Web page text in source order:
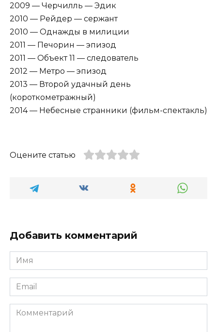
2009 — Черчилль — Эдик
2010 — Рейдер — сержант
2010 — Однажды в милиции
2011 — Печорин — эпизод
2011 — Объект 11 — следователь
2012 — Метро — эпизод
2013 — Второй удачный день
(короткометражный)
2014 — Небесные странники (фильм-спектакль)
Оцените статью
Добавить комментарий
Имя
*
Email
*
Комментарий